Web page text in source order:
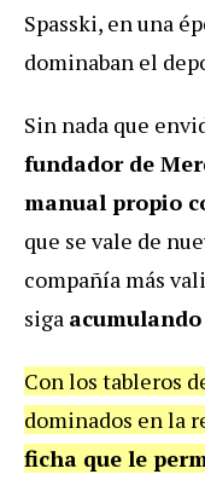
Spasski, en una
dominaban el
Sin nada que
fundador de
manual propio
que se vale de
compañía más
siga
Con los tableros
dominados en la
ficha que le